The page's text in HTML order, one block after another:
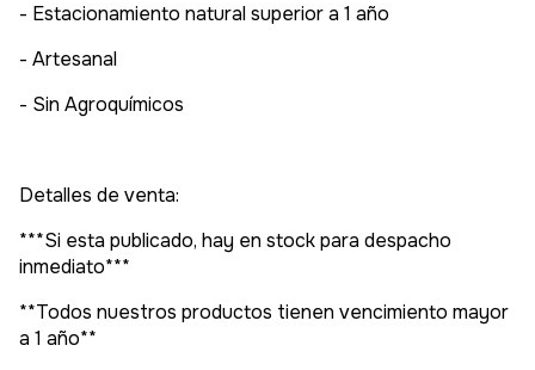
- Estacionamiento natural superior a 1 año
- Artesanal
- Sin Agroquímicos
Detalles de venta:
***Si esta publicado, hay en stock para despacho
inmediato***
**Todos nuestros productos tienen vencimiento mayor
a 1 año**